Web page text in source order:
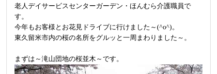
老人デイサービスセンターガーデン・ほんむら介護職員で
す。
今年もお客様とお花見ドライブに行けました～(^o^)。
東久留米市内の桜の名所をグルッと一周まわりました～。
まずは～滝山団地の桜並木～です。